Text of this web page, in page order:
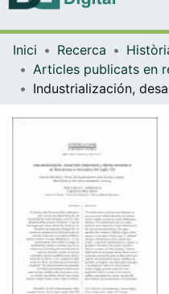
Inici Recerca